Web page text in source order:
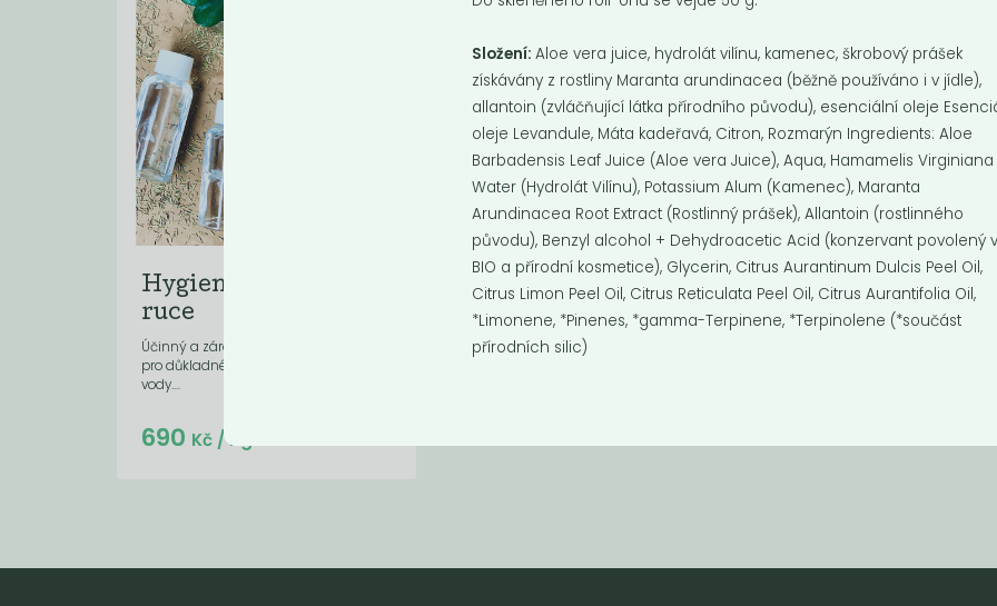
Hygienický gel na
ruce
Účinný a zároveň k pokožce šetrný gel
pro důkladné očištění rukou bez použití
vody....
Do košíku:
690 Kč/ Kg
Složení:Aloe vera juice, hydrolát vilínu, kamenec, škrobový prášek
získávány z rostliny Maranta arundinacea (běžně používáno i v jídle),
allantoin (zvláčňující látka přírodního původu), esenciální oleje
oleje Levandule, Máta kadeřavá, Citron, Rozmarýn Ingredients: Aloe
Barbadensis Leaf Juice (Aloe vera Juice), Aqua, Hamamelis Virginiana
Water (Hydrolát Vilínu), Potassium Alum (Kamenec), Maranta
Arundinacea Root Extract (Rostlinný prášek), Allantoin (rostlinného
původu), Benzyl alcohol + Dehydroacetic Acid (konzervant povolený v
BIO a přírodní kosmetice), Glycerin, Citrus Aurantinum Dulcis Peel Oil,
Citrus Limon Peel Oil, Citrus Reticulata Peel Oil, Citrus Aurantifolia Oil,
*Limonene, *Pinenes, *gamma-Terpinene, *Terpinolene (*součást
přírodních silic)